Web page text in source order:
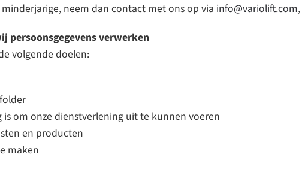
neem dan contact met ons op via info@variolift.com
persoonsgegevens verwerken
volgende doelen:
om onze dienstverlening uit te kunnen voeren
en producten
maken